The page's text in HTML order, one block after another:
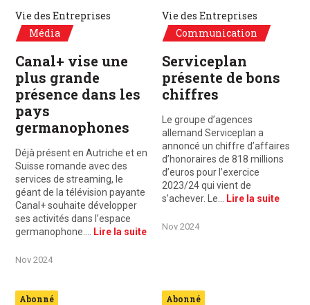
Vie des Entreprises
Média
Canal+ vise une
plus grande
présence dans les
pays
germanophones
Déjà présent en Autriche et en
Suisse romande avec des
services de streaming, le
géant de la télévision payante
Canal+ souhaite développer
ses activités dans l’espace
germanophone.…
Lire la suite
Nov 2024
Vie des Entreprises
Communication
Serviceplan
présente de bons
chiffres
Le groupe d’agences
allemand Serviceplan a
annoncé un chiffre d’affaires
d’honoraires de 818 millions
d’euros pour l’exercice
2023/24 qui vient de
s’achever. Le…
Lire la suite
Nov 2024
Abonné Abonné